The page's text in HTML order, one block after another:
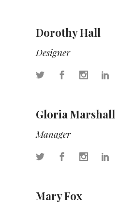
Dorothy Hall
Designer
Gloria Marshall
Manager
Mary Fox